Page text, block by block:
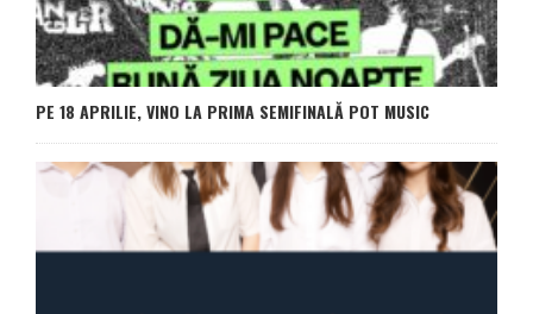
PE 18 APRILIE, VINO LA PRIMA SEMIFINALĂ POT MUSIC